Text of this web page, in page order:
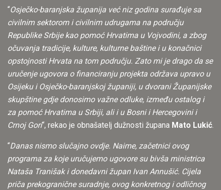
“Osječko-baranjska županija već niz godina surađuje sa
civilnim sektorom i civilnim udrugama na području
Republike Srbije kao pomoć Hrvatima u Vojvodini, a zbog
očuvanja tradicije, kulture, kulturne baštine i u konačnici
opstojnosti Hrvata na tom području. Zato mi je drago da se
uručenje ugovora o financiranju projekta održava upravo u
Osijeku i Osječko-baranjskoj županiji, u dvorani Županijske
skupštine gdje donosimo važne odluke, između ostalog i
za pomoć Hrvatima u Srbiji, ali i u Bosni i Hercegovini i
Crnoj Gori“, rekao je obnašatelj dužnosti župana Mato Lukić.
“Danas nismo slučajno ovdje. Naime, začetnici ovog
programa za koje uručujemo ugovore su bivša ministrica
Nataša Tranišak i donedavni župan Ivan Annušić. Cijela
priča prekogranične suradnje, ovog konkretnog i odličnog